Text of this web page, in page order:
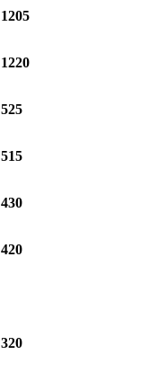
1205
1220
525
515
430
420
320